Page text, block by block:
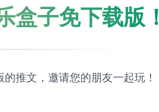
盒子免下载版！
推文，邀请您的朋友一起玩！